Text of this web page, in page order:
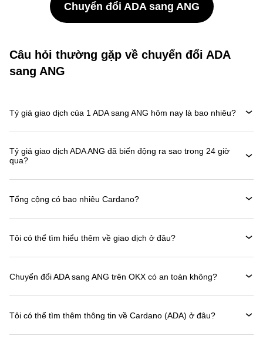
Chuyển đổi ADA sang ANG
Câu hỏi thường gặp về chuyển đổi ADA
sang ANG
Tỷ giá giao dịch của 1 ADA sang ANG hôm nay là bao nhiêu?
Tỷ giá giao dịch ADA ANG đã biến động ra sao trong 24 giờ
qua?
Tổng cộng có bao nhiêu Cardano?
Tôi có thể tìm hiểu thêm về giao dịch ở đâu?
Chuyển đổi ADA sang ANG trên OKX có an toàn không?
Tôi có thể tìm thêm thông tin về Cardano (ADA) ở đâu?